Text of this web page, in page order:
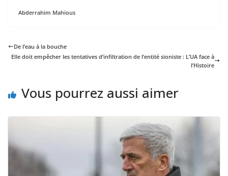
Abderrahim Mahious
De l’eau à la bouche
Elle doit empêcher les tentatives d’infiltration de l’entité sioniste : L’UA face à
l’Histoire
Vous pourrez aussi aimer